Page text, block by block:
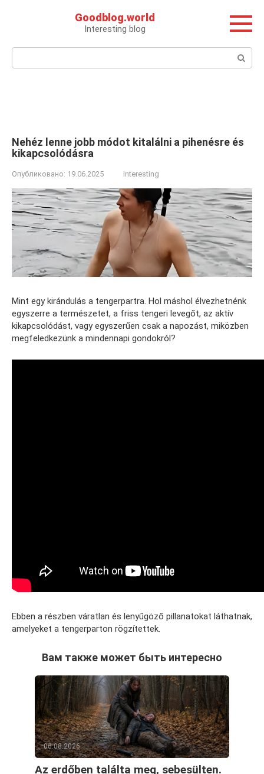
Goodblog.world
Interesting blog
Поиск:
Nehéz lenne jobb módot kitalálni a pihenésre és
kikapcsolódásra
Опубликовано: 19.06.2025 Interesting
Mint egy kirándulás a tengerpartra. Hol máshol élvezhetnénk
egyszerre a természetet, a friss tengeri levegőt, az aktív
kikapcsolódást, vagy egyszerűen csak a napozást, miközben
megfeledkezünk a mindennapi gondokról?
Ebben a részben váratlan és lenyűgöző pillanatokat láthatnak,
amelyeket a tengerparton rögzítettek.
Вам также может быть интересно
06.08.2026
Az erdőben találta meg, sebesülten.